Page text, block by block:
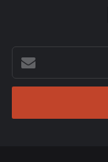
свій
email